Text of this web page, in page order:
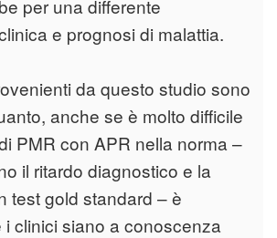
per una differente
e prognosi di malattia.
da questo studio sono
anche se è molto difficile
PMR con APR nella norma –
il ritardo diagnostico e la
test gold standard – è
clinici siano a conoscenza